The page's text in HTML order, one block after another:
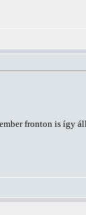
fronton is így